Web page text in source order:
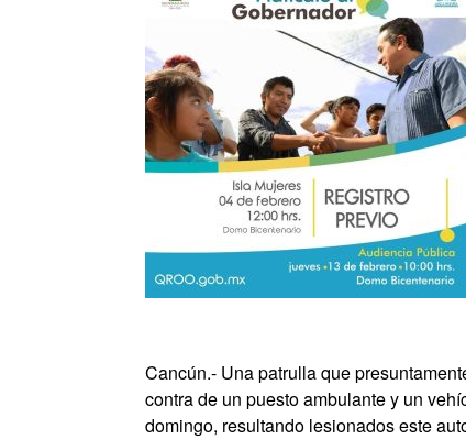
Cancún.- Una patrulla que
contra de un puesto ambulante y un
domingo, resultando lesionados este